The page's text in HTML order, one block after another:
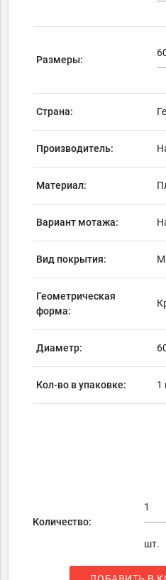
Размеры:
Страна:
Производитель:
Материал:
Вариант мотажа:
Вид покрытия:
Геометрическая
форма:
Диаметр:
Кол-во в упаковке: 1
Количество:
шт.